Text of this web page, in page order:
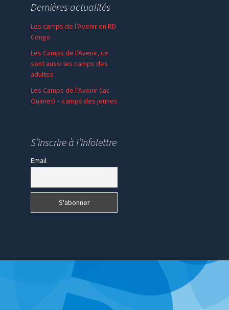
Dernières actualités
Les camps de l’Avenir en RD
Congo
Les Camps de l’Avenir, ce
sont aussi les camps des
adultes
Les Camps de l’Avenir (lac
Ouimet) – camps des jeunes
S’inscrire à l’infolettre
Email